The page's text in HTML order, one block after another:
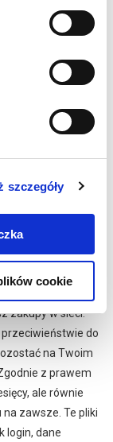
szczegóły
cookie
dla każdej
cookies w
wskazuje pliki
się kiedy
używany
zakupy w sieci.
przeciwieństwie do
na Twoim
z prawem
ale równie
zawsze. Te pliki
login, dane